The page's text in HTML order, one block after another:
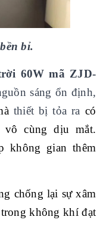
bỉ.
60W mã ZJD-
sáng ổn định,
thiết bị tỏa ra có
vô cùng dịu mắt.
không gian thêm
chống lại sự xâm
không khí đạt